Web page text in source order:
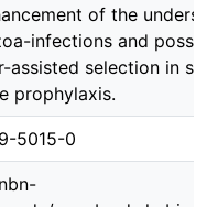
of the
infections and
assisted selection in
prophylaxis.
5015-0